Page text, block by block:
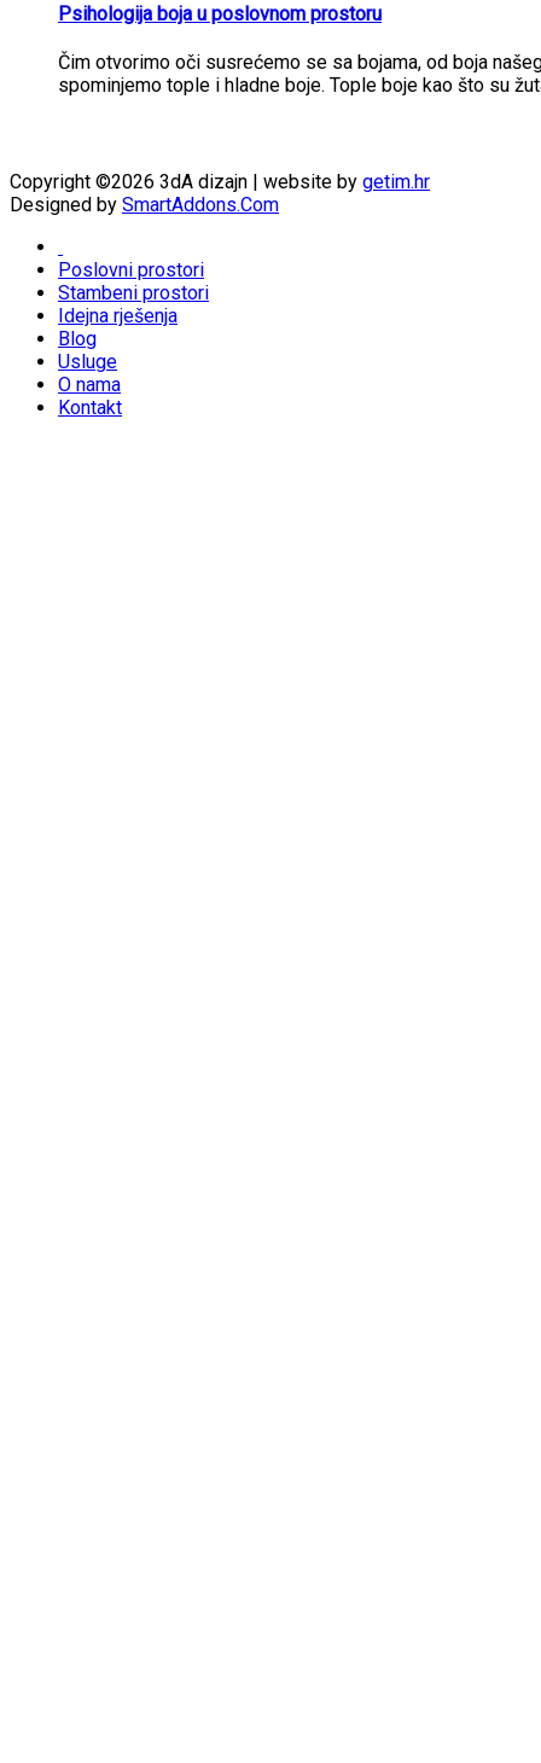
Psihologija boja u poslovnom prostoru
Čim otvorimo oči susrećemo se sa bojama, od boja
spominjemo tople i hladne boje. Tople boje kao što su
Copyright ©2026 3dA dizajn | website by getim.hr
Designed by SmartAddons.Com
Poslovni prostori
Stambeni prostori
Idejna rješenja
Blog
Usluge
O nama
Kontakt